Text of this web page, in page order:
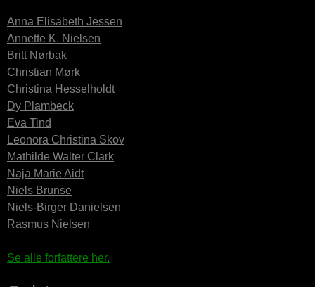
Anna Elisabeth Jessen
Annette K. Nielsen
Britt Nørbak
Christian Mørk
Christina Hesselholdt
Dy Plambeck
Eva Tind
Leonora Christina Skov
Mathilde Walter Clark
Naja Marie Aidt
Niels Brunse
Niels-Birger Danielsen
Rasmus Nielsen
Se alle forfattere her.